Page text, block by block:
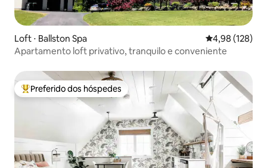
Loft ⋅ Ballston Spa 4,98 de uma
4,98 (128)
Apartamento loft privativo, tranquilo e conveniente
Entre os melhores preferidos dos hóspedes
Preferido dos hóspedes